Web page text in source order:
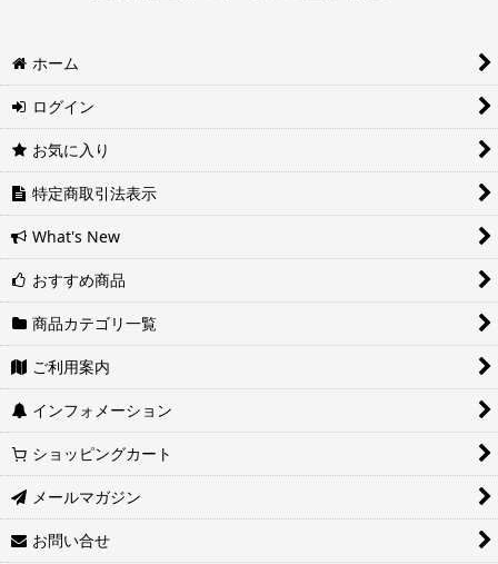
日時指定は4日後以降の指定となります。それ以前の日時指定をご希
望の場合は備考欄に記入をお願いします。
■地域ごとの最短配達日時について
い。
ヤマト運輸サービスレベル一覧表(PDF)
西濃運輸サービスレベル一覧表(PDF)
ホーム
ログイン
お気に入り
特定商取引法表示
What's New
おすすめ商品
商品カテゴリ一覧
ご利用案内
インフォメーション
ショッピングカート
メールマガジン
お問い合せ